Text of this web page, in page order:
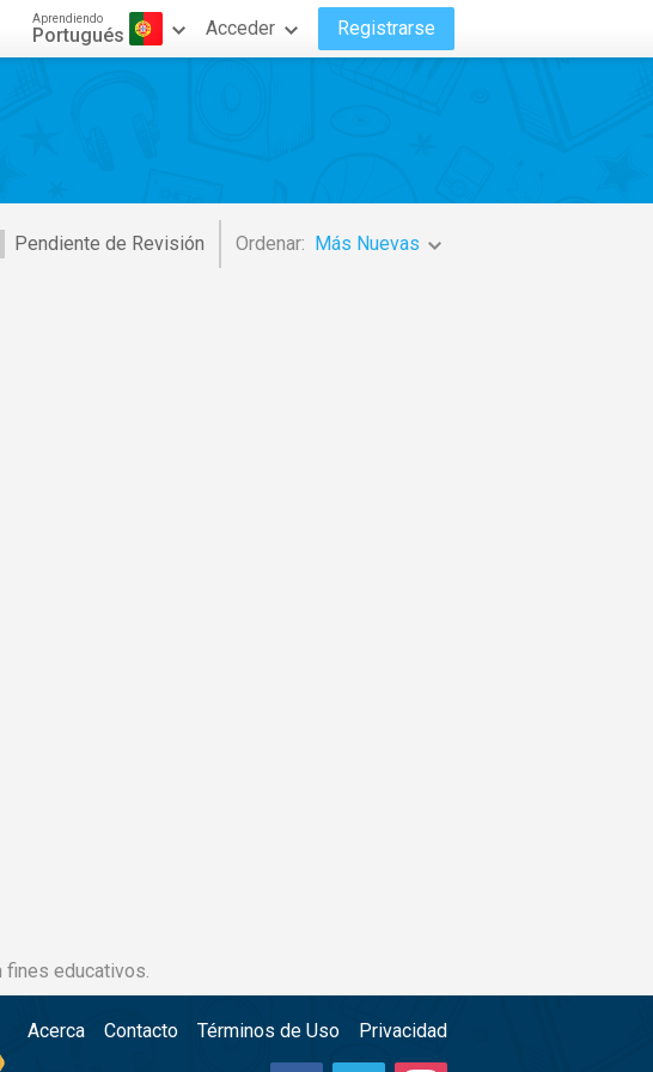
Aprendiendo
Portugués Acceder Registrarse
Pendiente de Revisión Ordenar: Más Nuevas
fines educativos.
Acerca Contacto Términos de Uso Privacidad